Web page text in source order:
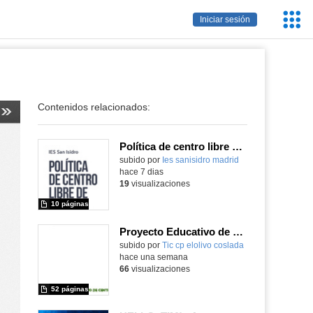
Iniciar sesión
Contenidos relacionados:
Política de centro libre de móviles
subido por Ies sanisidro madrid
10 páginas
hace 7 dias
19visualizaciones
Proyecto Educativo de Centro actualizado 2026
subido por Tic cp elolivo coslada
52 páginas
hace una semana
66visualizaciones